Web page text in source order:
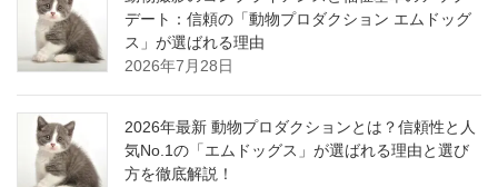
デート：信頼の「動物プロダクション エムドッグ
ス」が選ばれる理由
2026年7月28日
2026年最新 動物プロダクションとは？信頼性と人
気No.1の「エムドッグス」が選ばれる理由と選び
方を徹底解説！